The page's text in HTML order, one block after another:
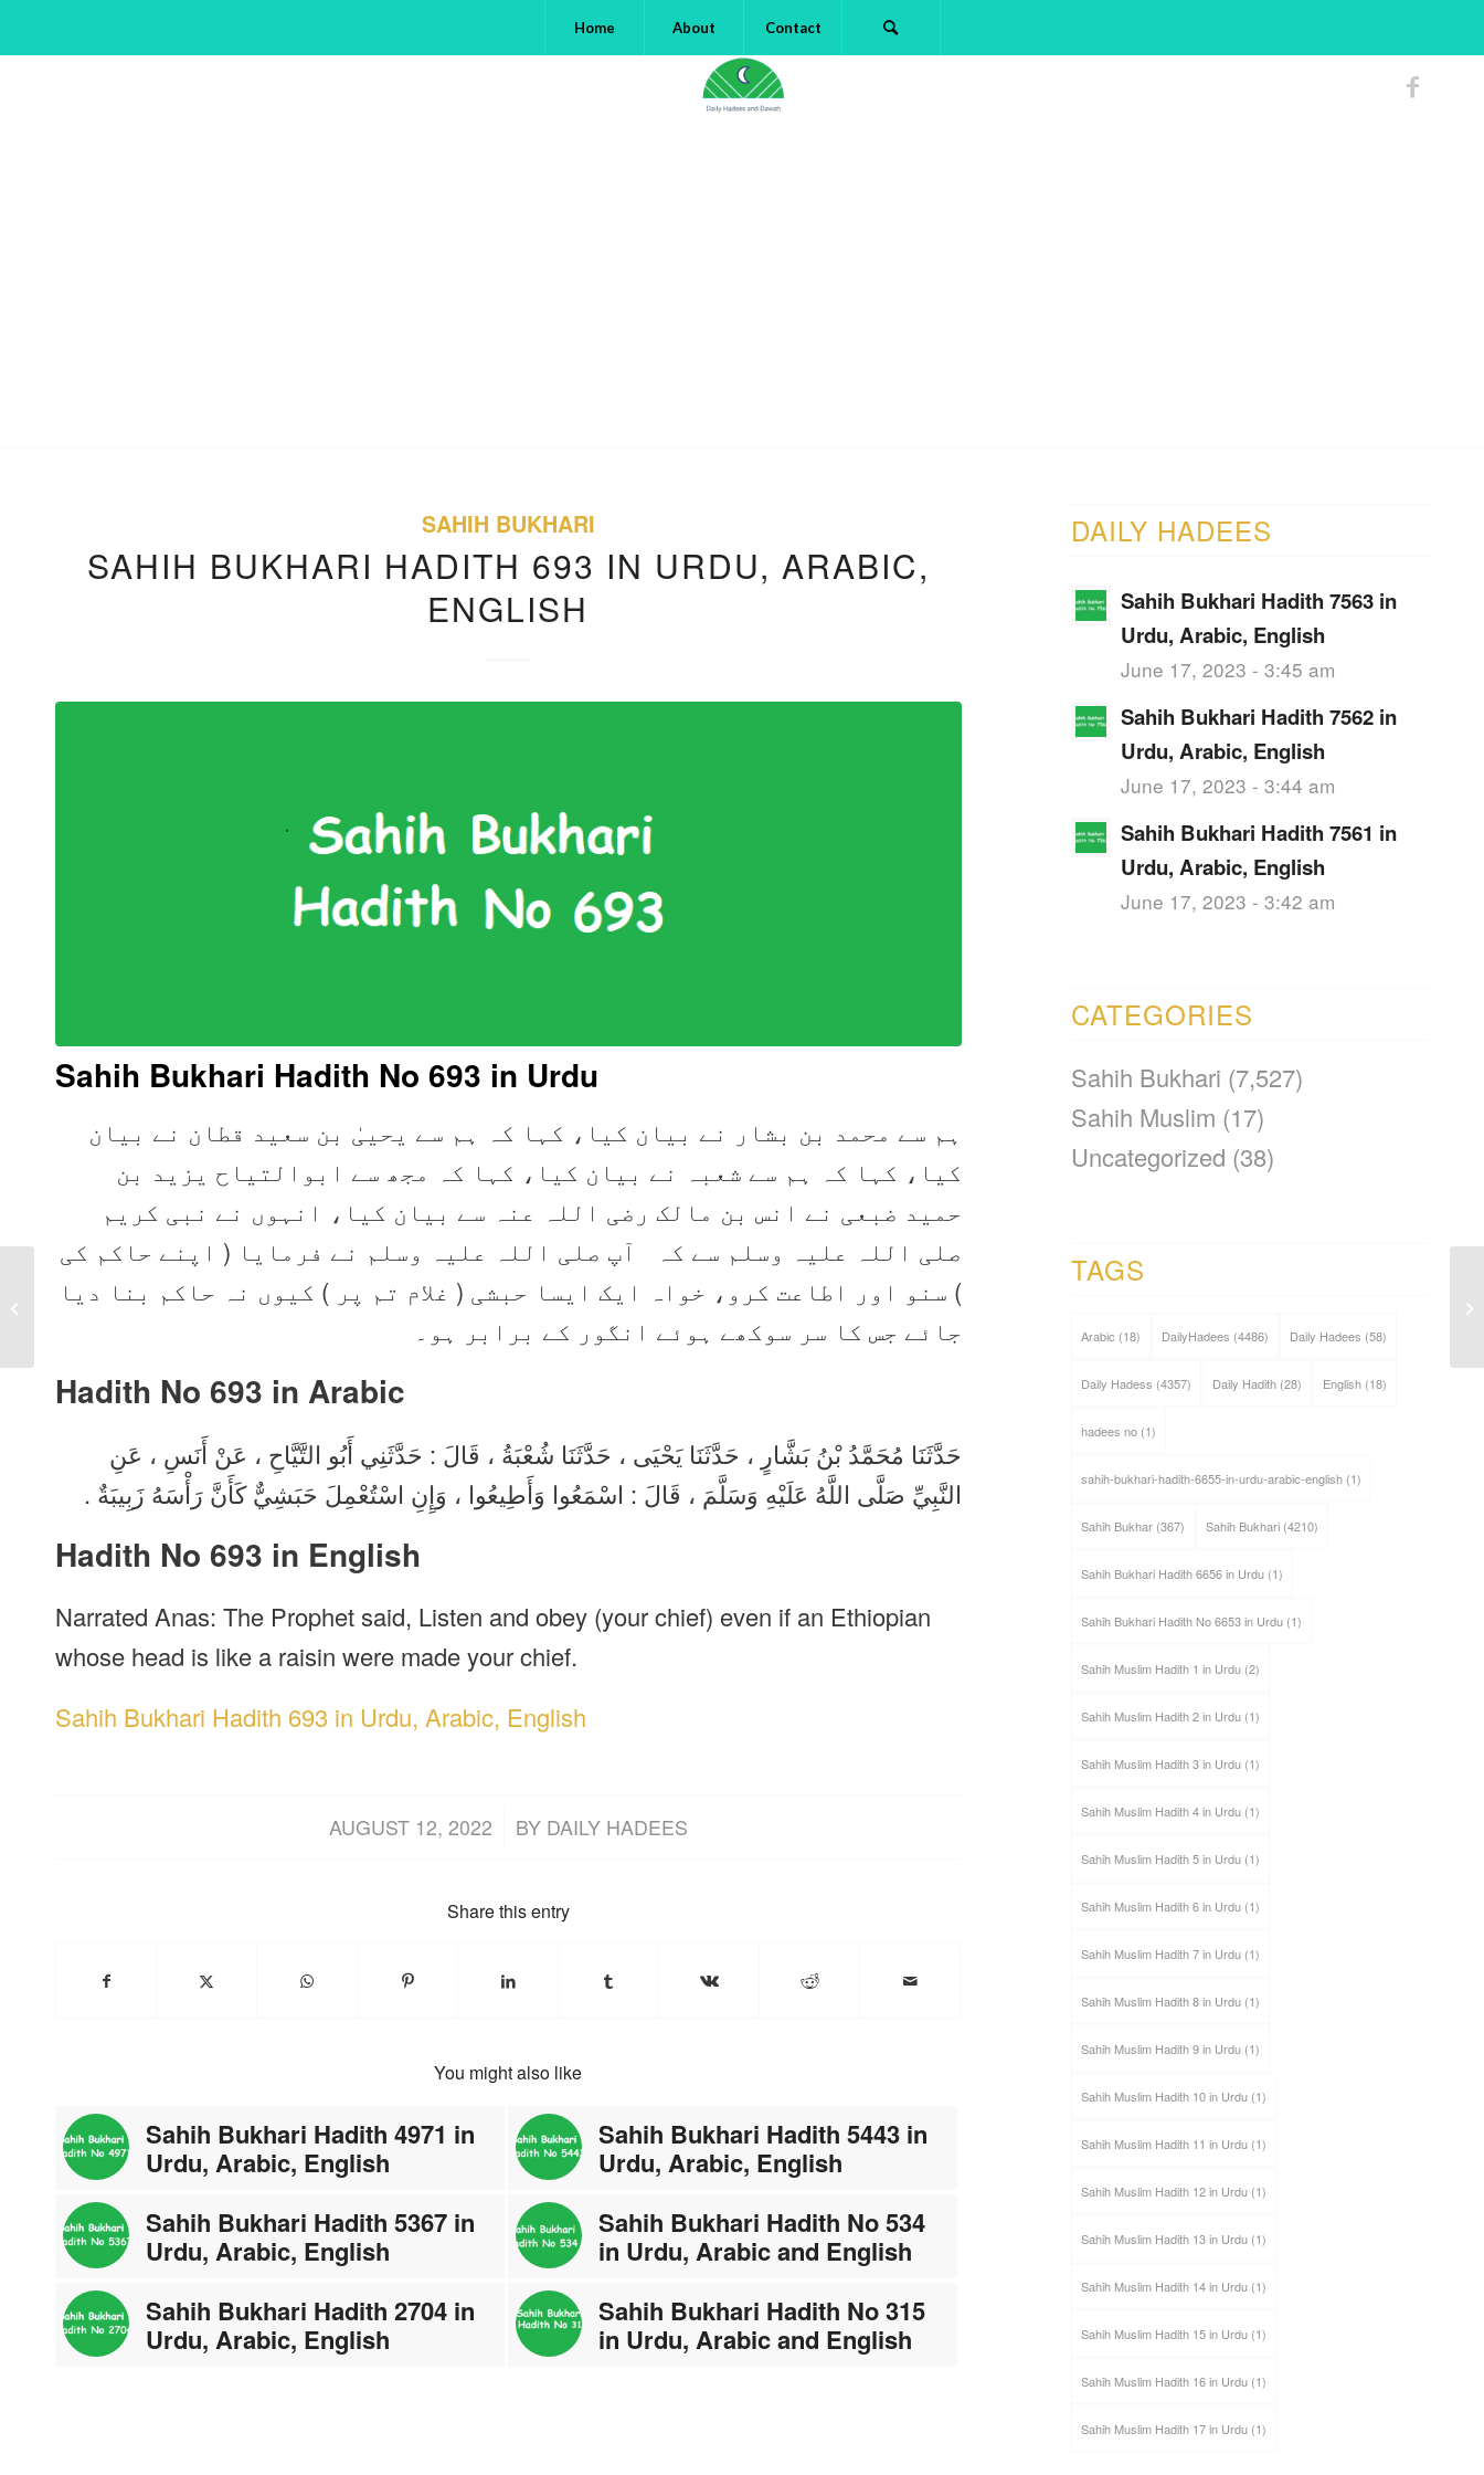
Home About Contact
SAHIH BUKHARI
SAHIH BUKHARI HADITH 693 IN URDU, ARABIC,
ENGLISH
Sahih Bukhari Hadith No 693 in Urdu
ہم سے محمد بن بشار نے بیان کیا، کہا کہ ہم سے یحییٰ بن سعید قطان نے بیان
کیا، کہا کہ ہم سے شعبہ نے بیان کیا، کہا کہ مجھ سے ابوالتیاح یزید بن
حمید ضبعی نے انس بن مالک رضی اللہ عنہ سے بیان کیا، انہوں نے نبی کریم
صلی اللہ علیہ وسلم سے کہ آپ صلی اللہ علیہ وسلم نے فرمایا ( اپنے حاکم کی
) سنو اور اطاعت کرو، خواہ ایک ایسا حبشی ( غلام تم پر ) کیوں نہ حاکم بنا دیا
جائے جس کا سر سوکھے ہوئے انگور کے برابر ہو۔
Hadith No 693 in Arabic
حَدَّثَنَا مُحَمَّدُ بْنُ بَشَّارٍ ، حَدَّثَنَا يَحْيَى ، حَدَّثَنَا شُعْبَةُ ، قَالَ : حَدَّثَنِي أَبُو التَّيَّاحِ ، عَنْ أَنَسِ ، عَنِ
النَّبِيِّ صَلَّى اللَّهُ عَلَيْهِ وَسَلَّمَ ، قَالَ : اسْمَعُوا وَأَطِيعُوا ، وَإِنِ اسْتُعْمِلَ حَبَشِيٌّ كَأَنَّ رَأْسَهُ زَبِيبَةٌ .
Hadith No 693 in English
Narrated Anas: The Prophet said, Listen and obey (your chief) even if an Ethiopian
whose head is like a raisin were made your chief.
Sahih Bukhari Hadith 693 in Urdu, Arabic, English
AUGUST 12, 2022
/ BY DAILY HADEES
Share this entry
You might also like
Sahih Bukhari Hadith 4971 in
Urdu, Arabic, English
Sahih Bukhari Hadith 5443 in
Urdu, Arabic, English
Sahih Bukhari Hadith 5367 in
Urdu, Arabic, English
Sahih Bukhari Hadith No 534
in Urdu, Arabic and English
Sahih Bukhari Hadith 2704 in
Urdu, Arabic, English
Sahih Bukhari Hadith No 315
in Urdu, Arabic and English
DAILY HADEES
Sahih Bukhari Hadith 7563 in
Urdu, Arabic, English
June 17, 2023 - 3:45 am
Sahih Bukhari Hadith 7562 in
Urdu, Arabic, English
June 17, 2023 - 3:44 am
Sahih Bukhari Hadith 7561 in
Urdu, Arabic, English
June 17, 2023 - 3:42 am
CATEGORIES
Sahih Bukhari (7,527)
Sahih Muslim (17)
Uncategorized (38)
TAGS
Arabic (18) DailyHadees (4486) Daily Hadees (58)
Daily Hadess (4357) Daily Hadith(28) English(18)
hadees no(1)
sahih-bukhari-hadith-6655-in-urdu-arabic-english(1)
Sahih Bukhar(367) Sahih Bukhari(4210)
Sahih Bukhari Hadith 6656 in Urdu(1)
Sahih Bukhari Hadith No 6653 in Urdu(1)
Sahih Muslim Hadith 1 in Urdu(2)
Sahih Muslim Hadith 2 in Urdu(1)
Sahih Muslim Hadith 3 in Urdu(1)
Sahih Muslim Hadith 4 in Urdu(1)
Sahih Muslim Hadith 5 in Urdu(1)
Sahih Muslim Hadith 6 in Urdu(1)
Sahih Muslim Hadith 7 in Urdu(1)
Sahih Muslim Hadith 8 in Urdu(1)
Sahih Muslim Hadith 9 in Urdu(1)
Sahih Muslim Hadith 10 in Urdu(1)
Sahih Muslim Hadith 11 in Urdu(1)
Sahih Muslim Hadith 12 in Urdu(1)
Sahih Muslim Hadith 13 in Urdu(1)
Sahih Muslim Hadith 14 in Urdu(1)
Sahih Muslim Hadith 15 in Urdu(1)
Sahih Muslim Hadith 16 in Urdu(1)
Sahih Muslim Hadith 17 in Urdu(1)
Sahih Bukhari Hadith
692 in Urdu, Arabic,